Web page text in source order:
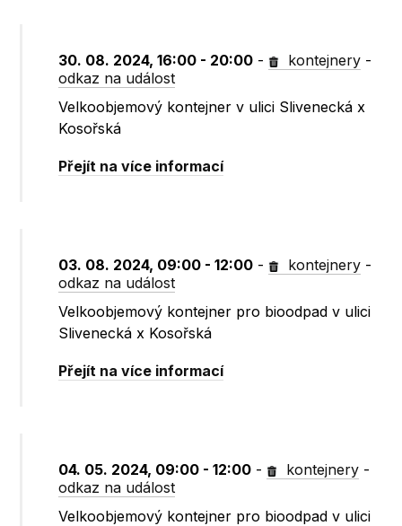
30. 08. 2024, 16:00 - 20:00 - kontejnery -
odkaz na událost
Velkoobjemový kontejner v ulici Slivenecká x
Kosořská
Přejít na více informací
03. 08. 2024, 09:00 - 12:00 - kontejnery -
odkaz na událost
Velkoobjemový kontejner pro bioodpad v ulici
Slivenecká x Kosořská
Přejít na více informací
04. 05. 2024, 09:00 - 12:00 - kontejnery -
odkaz na událost
Velkoobjemový kontejner pro bioodpad v ulici